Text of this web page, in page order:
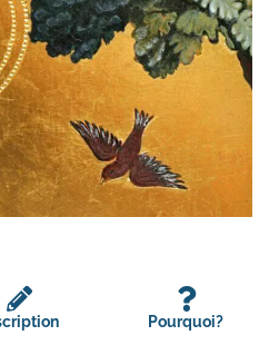
Pourquoi?